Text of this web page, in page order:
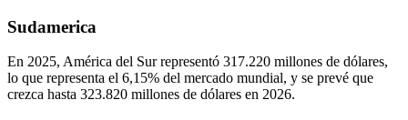
Sudamerica
En 2025, América del Sur representó 317.220 millones de dólares,
lo que representa el 6,15% del mercado mundial, y se prevé que
crezca hasta 323.820 millones de dólares en 2026.